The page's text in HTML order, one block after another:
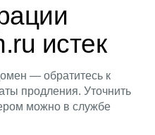
истек
— обратитесь к
продления. Уточнить
можно в службе